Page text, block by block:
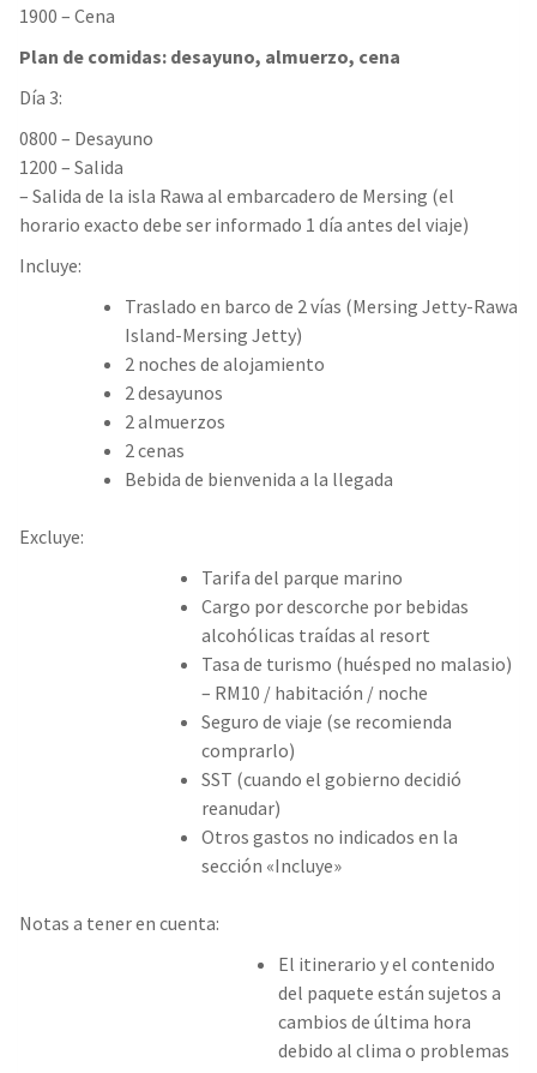
1900 – Cena
Plan de comidas: desayuno, almuerzo, cena
Día 3:
0800 – Desayuno
1200 – Salida
– Salida de la isla Rawa al embarcadero de Mersing (el
horario exacto debe ser informado 1 día antes del viaje)
Incluye:
Traslado en barco de 2 vías (Mersing Jetty-Rawa
Island-Mersing Jetty)
2 noches de alojamiento
2 desayunos
2 almuerzos
2 cenas
Bebida de bienvenida a la llegada
Excluye:
Tarifa del parque marino
Cargo por descorche por bebidas
alcohólicas traídas al resort
Tasa de turismo (huésped no malasio)
– RM10 / habitación / noche
Seguro de viaje (se recomienda
comprarlo)
SST (cuando el gobierno decidió
reanudar)
Otros gastos no indicados en la
sección «Incluye»
Notas a tener en cuenta:
El itinerario y el contenido
del paquete están sujetos a
cambios de última hora
debido al clima o problemas